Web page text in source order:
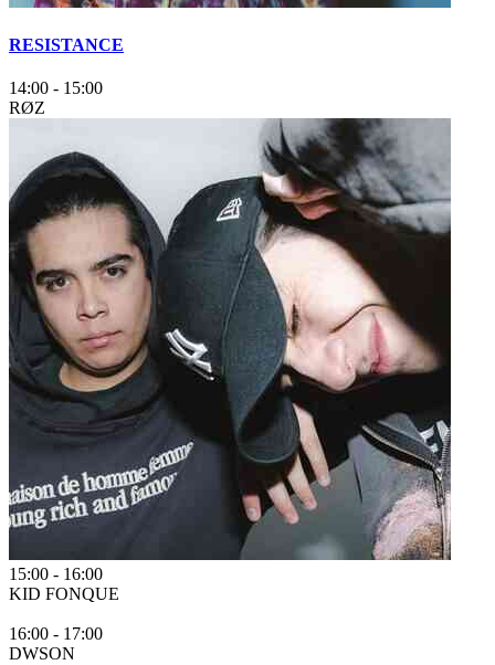
RESISTANCE
14:00 - 15:00
RØZ
15:00 - 16:00
KID FONQUE
16:00 - 17:00
DWSON